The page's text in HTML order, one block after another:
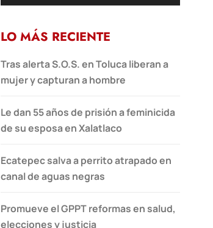
LO MÁS RECIENTE
Tras alerta S.O.S. en Toluca liberan a
mujer y capturan a hombre
Le dan 55 años de prisión a feminicida
de su esposa en Xalatlaco
Ecatepec salva a perrito atrapado en
canal de aguas negras
Promueve el GPPT reformas en salud,
elecciones y justicia